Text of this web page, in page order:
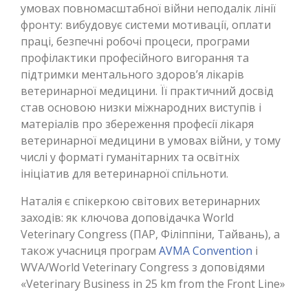
умовах повномасштабної війни неподалік лінії
фронту: вибудовує системи мотивації, оплати
праці, безпечні робочі процеси, програми
профілактики професійного вигорання та
підтримки ментального здоров’я лікарів
ветеринарної медицини. Її практичний досвід
став основою низки міжнародних виступів і
матеріалів про збереження професії лікаря
ветеринарної медицини в умовах війни, у тому
числі у форматі гуманітарних та освітніх
ініціатив для ветеринарної спільноти.
Наталія є спікеркою світових ветеринарних
заходів: як ключова доповідачка World
Veterinary Congress (ПАР, Філіппіни, Тайвань), а
також учасниця програм AVMA Convention і
WVA/World Veterinary Congress з доповідями
«Veterinary Business in 25 km from the Front Line»